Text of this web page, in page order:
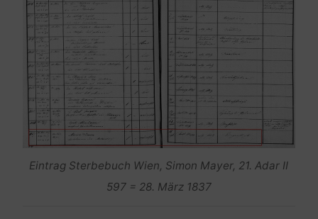
Eintrag Sterbebuch Wien, Simon Mayer, 21. Adar II
597 = 28. März 1837